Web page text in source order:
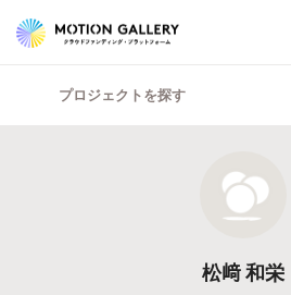
プロジェクトを探す
松﨑 和栄